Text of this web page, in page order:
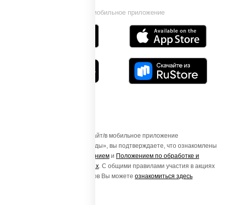
Установи мобильное приложение
Осуществляя вход на этот Сайт/в мобильное приложение
«ПиццаСушиВок - доставка еды», вы подтверждаете, что ознакомлены
Пользовательским соглашением и Положением по обработке и
защите персональных данных . С общими правилами участия в акциях
и порядке получения подарков Вы можете ознакомиться здесь